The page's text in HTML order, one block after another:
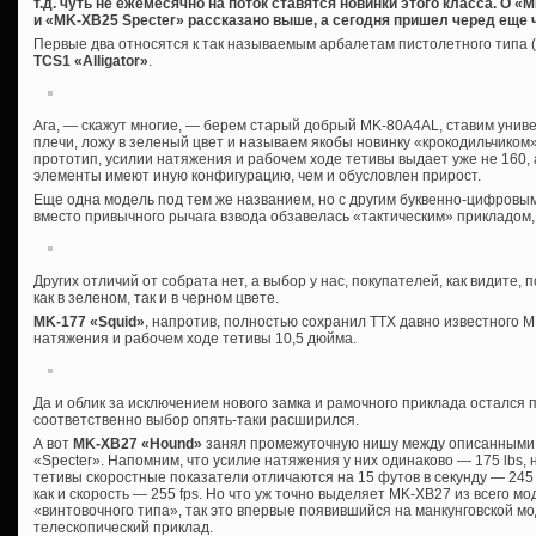
т.д. чуть не ежемесячно на поток ставятся новинки этого класса. О
и «MK-XB25 Specter» рассказано выше, а сегодня пришел черед еще
Первые два относятся к так называемым арбалетам пистолетного типа
TCS1 «Alligator».
Ага, — скажут многие, — берем старый добрый MK-80A4AL, ставим
плечи, ложу в зеленый цвет и называем якобы новинку
прототип, усилии натяжения и рабочем ходе тетивы выдает уже не 160,
элементы имеют иную конфигурацию, чем и обусловлен прирост.
Еще одна модель под тем же названием, но с другим буквенно-
вместо привычного рычага взвода обзавелась «тактическим»
Других отличий от собрата нет, а выбор у нас, покупателей, как
как в зеленом, так и в черном цвете.
MK-177 «Squid», напротив, полностью сохранил ТТХ давно
натяжения и рабочем ходе тетивы 10,5 дюйма.
Да и облик за исключением нового замка и рамочного приклада
соответственно выбор опять-таки расширился.
А вот MK-XB27 «Hound» занял промежуточную нишу между
«Specter». Напомним, что усилие натяжения у них одинаково — 175 lbs,
тетивы скоростные показатели отличаются на 15 футов в секунду —
как и скорость — 255 fps. Но что уж точно выделяет MK-XB27 из всего
«винтовочного типа», так это впервые появившийся на манкунговской
телескопический приклад.